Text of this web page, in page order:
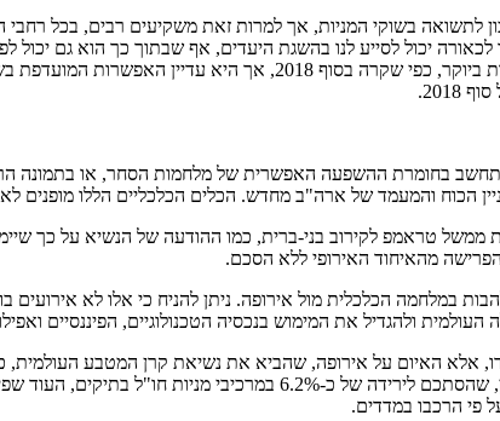
לתשואה בשוקי המניות, אך למרות זאת משקיעים רבים, בכל
יכול לסייע לנו בהשגת היעדים, אף שבתוך כך הוא גם
וזו נמצאת בשוקי המניות. נטייה זו עלולה לעלות
בהתחשב בחומרת ההשפעה האפשרית של מלחמות הסחר, או
הכוח והמעמד של ארה"ב מחדש. הכלים הכלכליים הללו מופנים לא
טראמפ לקירוב בני-ברית, כמו ההודעה של הנשיא על כך
מהאיחוד האירופי ללא הסכם.
במלחמה הכלכלית מול אירופה. ניתן להניח כי אלו לא
ולהגדיל את המימוש בנכסיה הטכנולוגיים, הפיננסיים
אלא האיום על אירופה, שהביא את נשיאת קרן המטבע